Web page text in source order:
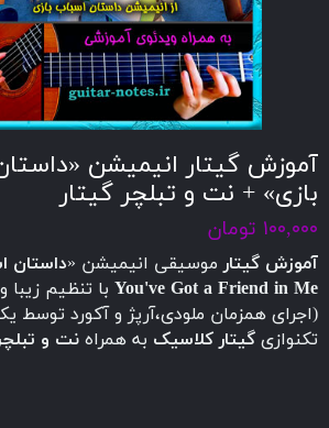
آموزش گیتار انیمیشن
بازی» + نت و تبلچر گیتار
۱۰۰,۰۰۰ تومان
آموزش گیتار موسیقی انیمیشن «داستان
You've Got a Friend in Me با تنظیم
(اجرای همزمان ملودی،آرپژ و آکورد توسط
تکنوازی گیتار کلاسیک به همراه نت و